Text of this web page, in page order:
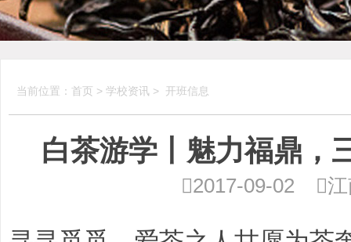
当前位置： 首页 > 学校资讯 > 开班信息
白茶游学丨魅力福鼎，
2017-09-02 